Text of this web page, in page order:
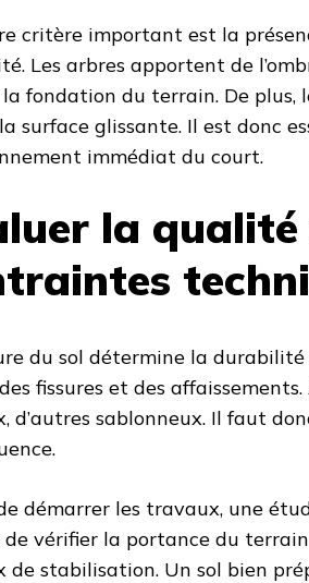
critère important est la
Les arbres apportent de
fondation du terrain. De plus,
surface glissante. Il est donc
immédiat du court.
la qualité
du sol détermine la
fissures et des
d’autres sablonneux. Il faut
démarrer les travaux, une
vérifier la portance du
de stabilisation. Un sol bien